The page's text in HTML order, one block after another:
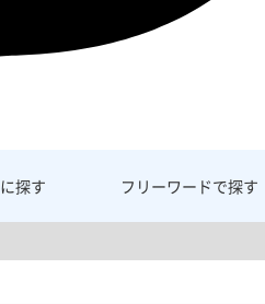
に探す フリーワードで探す